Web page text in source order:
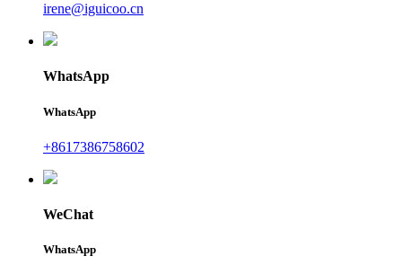
irene@iguicoo.cn
WhatsApp
WhatsApp
+8617386758602
WeChat
WhatsApp